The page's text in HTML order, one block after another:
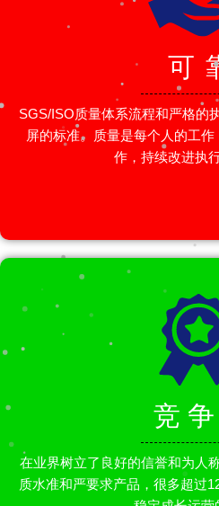
可
SGS/ISO质量体系流程和严格的
屏的标准。质量是每个人的工
作，持续改进执
竞 争
在业界树立了良好的信誉和为人
质水准和严要求产品，很多超过